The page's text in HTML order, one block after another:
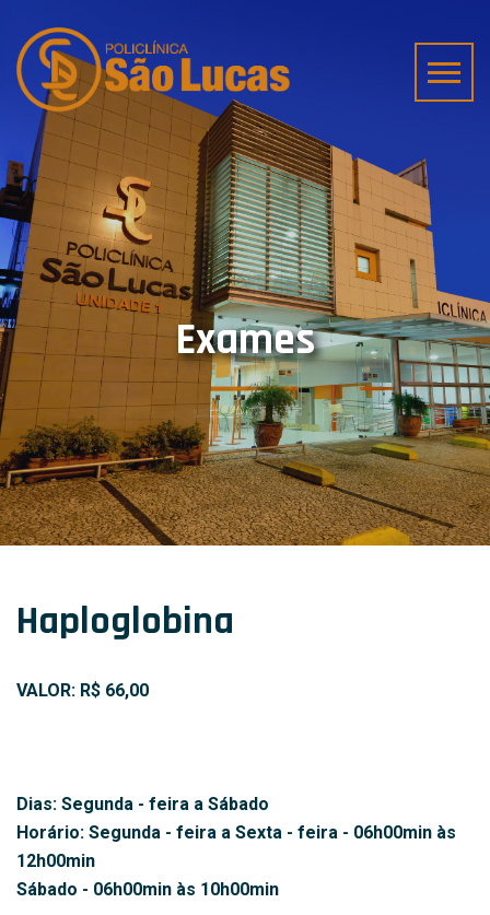
Exames
Haploglobina
VALOR: R$ 66,00
Dias: Segunda - feira a Sábado
Horário: Segunda - feira a Sexta - feira - 06h00min às
12h00min
Sábado - 06h00min às 10h00min